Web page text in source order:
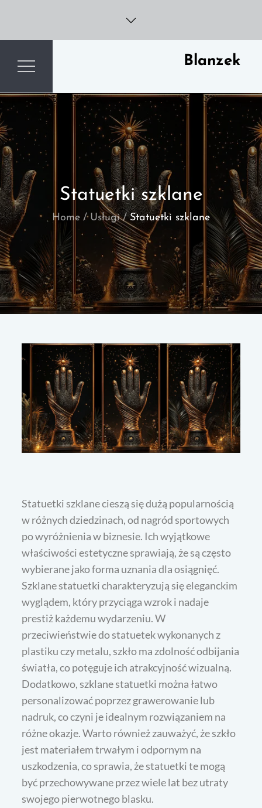
content
Blanzek
Statuetki szklane
Home Usługi Statuetki szklane
Statuetki szklane cieszą się dużą popularnością
w różnych dziedzinach, od nagród sportowych
po wyróżnienia w biznesie. Ich wyjątkowe
właściwości estetyczne sprawiają, że są często
wybierane jako forma uznania dla osiągnięć.
Szklane statuetki charakteryzują się eleganckim
wyglądem, który przyciąga wzrok i nadaje
prestiż każdemu wydarzeniu. W
przeciwieństwie do statuetek wykonanych z
plastiku czy metalu, szkło ma zdolność odbijania
światła, co potęguje ich atrakcyjność wizualną.
Dodatkowo, szklane statuetki można łatwo
personalizować poprzez grawerowanie lub
nadruk, co czyni je idealnym rozwiązaniem na
różne okazje. Warto również zauważyć, że szkło
jest materiałem trwałym i odpornym na
uszkodzenia, co sprawia, że statuetki te mogą
być przechowywane przez wiele lat bez utraty
swojego pierwotnego blasku.